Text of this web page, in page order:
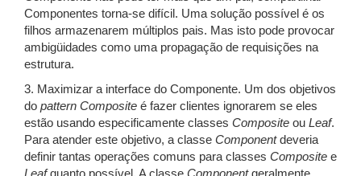
Componentes torna-se difícil. Uma solução possível é os
filhos armazenarem múltiplos pais. Mas isto pode provocar
ambigüidades como uma propagação de requisições na
estrutura.
3. Maximizar a interface do Componente. Um dos objetivos
do pattern Composite é fazer clientes ignorarem se eles
estão usando especificamente classes Composite ou Leaf.
Para atender este objetivo, a classe Componentdeveria
definir tantas operações comuns para classes Composite e